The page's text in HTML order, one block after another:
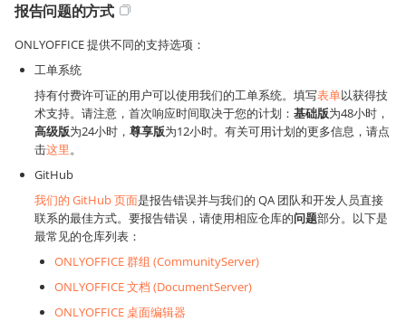
报告问题的方式
ONLYOFFICE 提供不同的支持选项：
工单系统
持有付费许可证的用户可以使用我们的工单系统。填写表单以获得技
术支持。请注意，首次响应时间取决于您的计划： 基础版为48小时，
高级版为24小时， 尊享版为12小时。有关可用计划的更多信息，请点
击这里。
GitHub
我们的 GitHub 页面是报告错误并与我们的 QA 团队和开发人员直接
联系的最佳方式。要报告错误，请使用相应仓库的问题部分。以下是
最常见的仓库列表：
ONLYOFFICE 群组 (CommunityServer)
ONLYOFFICE 文档 (DocumentServer)
ONLYOFFICE 桌面编辑器